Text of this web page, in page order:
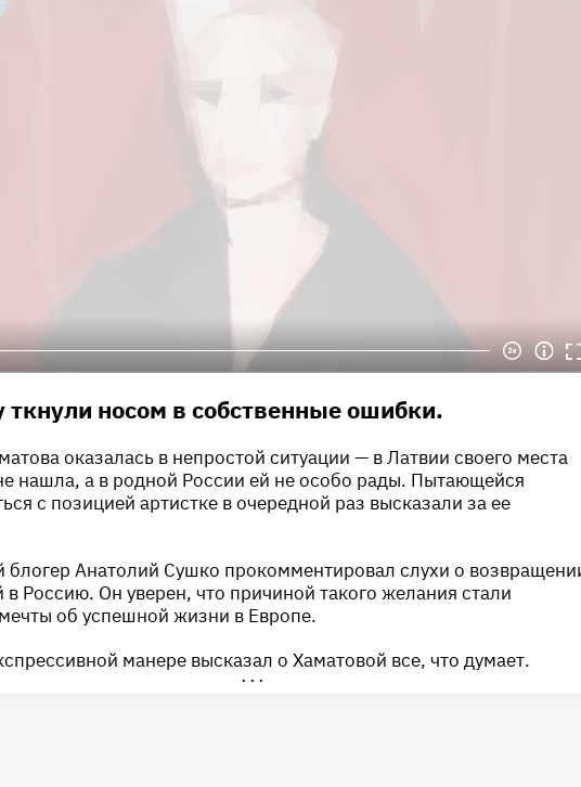
ткнули носом в собственные ошибки.
оказалась в непростой ситуации — в Латвии своего места
нашла, а в родной России ей не особо рады. Пытающейся
с позицией артистке в очередной раз высказали за ее
блогер Анатолий Сушко прокомментировал слухи о
в Россию. Он уверен, что причиной такого желания стали
об успешной жизни в Европе.
манере высказал о Хаматовой все, что думает.
•••